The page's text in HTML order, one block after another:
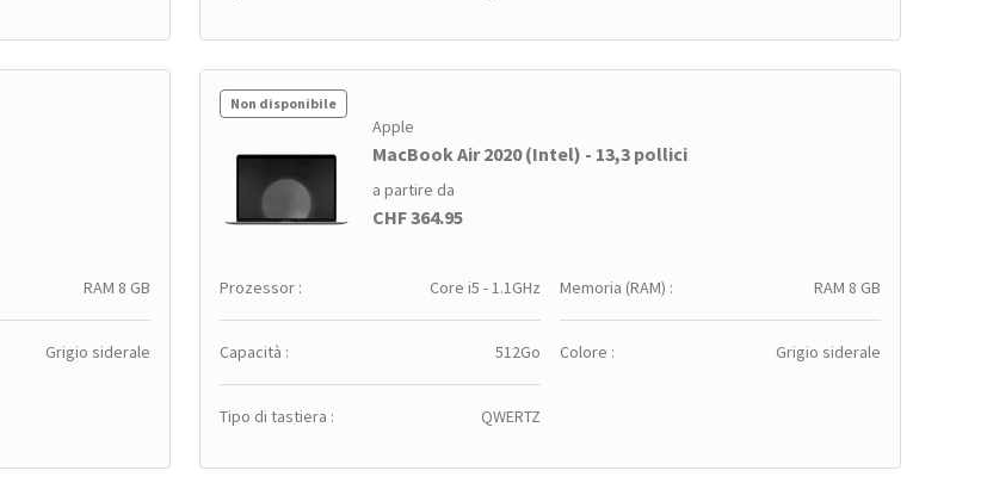
RAM 8 GB
Grigio siderale
Non disponibile
Apple
MacBook Air 2020 (Intel) - 13,3 pollici
a partire da
CHF 364.95
Prozessor : Core i5 - 1.1GHz Memoria (RAM) : RAM 8 GB
Capacità : 512Go Colore : Grigio siderale
Tipo di tastiera : QWERTZ